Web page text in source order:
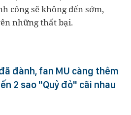
công sẽ không đến sớm,
những thất bại.
đành, fan MU càng thêm
2 sao "Quỷ đỏ" cãi nhau